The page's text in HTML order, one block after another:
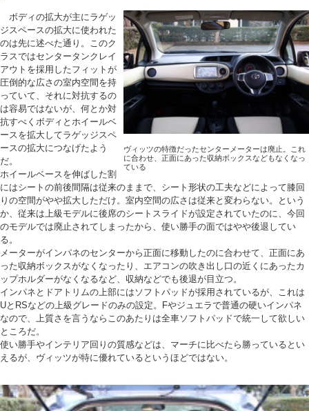
ヴィッツの特徴だったセンターメーターは廃止。これ
に合わせ、正面にあった収納ボックスなどもなくなっ
ている
ボディの拡大が主にラゲッ
ジスペースの拡大に使われた
のは先に述べた通り。このク
ラスではセンタータンクレイ
アウトを採用したフィットが
圧倒的な広さの室内空間を持
っていて、それに対抗するの
は容易ではないが、何とか対
抗すべくボディとホイールベ
ースを拡大してラゲッジスペ
ースの拡大につなげたよう
だ。
ホイールベースを伸ばした割
にはシートの前後間隔は従来のままで、シート形状の工夫などによって膝回
りの空間がやや拡大しただけ。室内空間の広さは従来と変わらない。という
か、従来は上級モデルに後席のシートスライドが設定されていたのに、今回
のモデルでは廃止されてしまったから、使い勝手の面ではやや後退してい
る。
メーターがインパネのセンターから正面に移動したのに合わせて、正面にあ
った収納ボックスがなくなったり、エアコンの吹き出し口の近くにあったカ
ップホルダーがなくなるなど、収納などでも後退が目立つ。
インパネとドアトリムの上部にはソフトパッドが採用されているが、これは
UとRSなどの上級グレードのみの設定。Fやジュエラで普通の硬いインパネ
なので、上質さを言うならこのあたりは全車ソフトパッドで統一して欲しい
ところだ。
使い勝手やインテリア回りの質感などは、マーチに比べたら勝っているとい
えるが、ヴィッツが特に優れているというほどではない。